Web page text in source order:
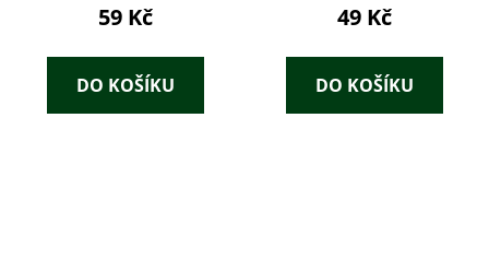
59 Kč
DO KOŠÍKU
49 Kč
DO KOŠÍKU